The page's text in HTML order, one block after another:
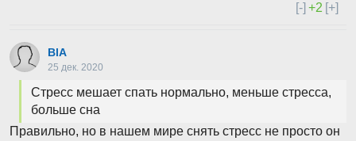
[-] +2 [+]
BlA
25 дек. 2020
Стресс мешает спать нормально, меньше стресса,
больше сна
Правильно, но в нашем мире снять стресс не просто он